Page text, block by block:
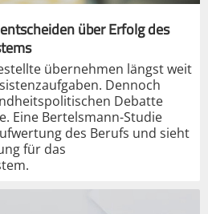
über Erfolg des
übernehmen längst weit
Dennoch
Debatte
Eine Bertelsmann-Studie
des Berufs und sieht
für das